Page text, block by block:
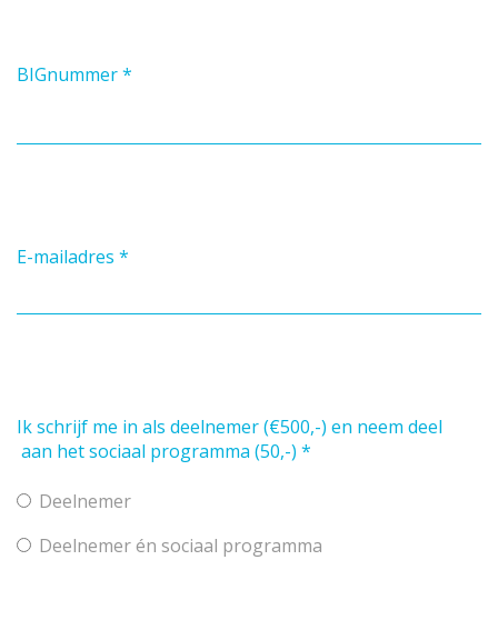
BIGnummer*
E-mailadres *
Ik schrijf me in als deelnemer (€500,-) en neem deel
aan het sociaal programma (50,-) *
Deelnemer
Deelnemer én sociaal programma